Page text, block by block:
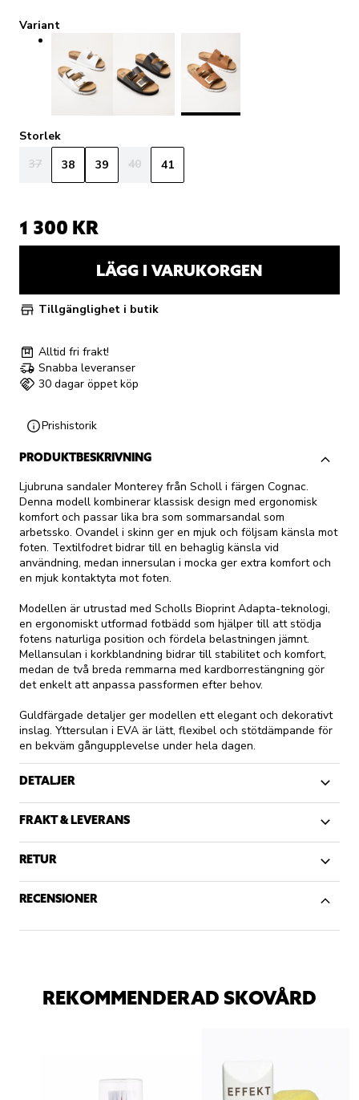
Variant
Storlek
37
38 39 40 41
1 300 KR
LÄGG I VARUKORGEN
Tillgänglighet i butik
Alltid fri frakt!
Snabba leveranser
30 dagar öppet köp
Prishistorik
PRODUKTBESKRIVNING
Ljubruna sandaler Monterey från Scholl i färgen Cognac.
Denna modell kombinerar klassisk design med ergonomisk
komfort och passar lika bra som sommarsandal som
arbetssko. Ovandel i skinn ger en mjuk och följsam känsla mot
foten. Textilfodret bidrar till en behaglig känsla vid
användning, medan innersulan i mocka ger extra komfort och
en mjuk kontaktyta mot foten.
Modellen är utrustad med Scholls Bioprint Adapta-teknologi,
en ergonomiskt utformad fotbädd som hjälper till att stödja
fotens naturliga position och fördela belastningen jämnt.
Mellansulan i korkblandning bidrar till stabilitet och komfort,
medan de två breda remmarna med kardborrestängning gör
det enkelt att anpassa passformen efter behov.
Guldfärgade detaljer ger modellen ett elegant och dekorativt
inslag. Yttersulan i EVA är lätt, flexibel och stötdämpande för
en bekväm gångupplevelse under hela dagen.
DETALJER
FRAKT & LEVERANS
RETUR
RECENSIONER
REKOMMENDERAD SKOVÅRD